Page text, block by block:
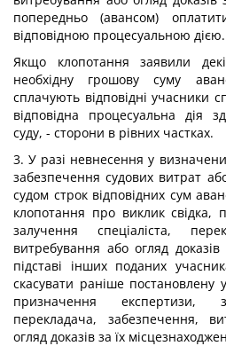
попередньо (авансом)
відповідною процесуальною дією.
Якщо клопотання заявили
необхідну грошову суму
сплачують відповідні учасники
відповідна процесуальна дія
суду, - сторони в рівних частках.
3. У разі невнесення у
забезпечення судових витрат
судом строк відповідних сум
клопотання про виклик свідка,
залучення спеціаліста,
витребування або огляд
підставі інших поданих
скасувати раніше постановлену
призначення експертизи,
перекладача, забезпечення,
огляд доказів за їх